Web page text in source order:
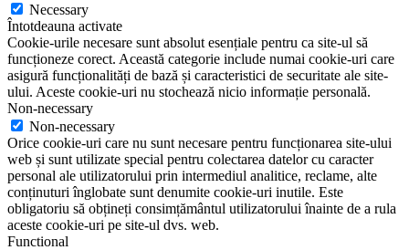
Necessary
Întotdeauna activate
Cookie-urile necesare sunt absolut esențiale pentru ca site-ul să
funcționeze corect. Această categorie include numai cookie-uri care
asigură funcționalități de bază și caracteristici de securitate ale site-
ului. Aceste cookie-uri nu stochează nicio informație personală.
Non-necessary
Non-necessary
Orice cookie-uri care nu sunt necesare pentru funcționarea site-ului
web și sunt utilizate special pentru colectarea datelor cu caracter
personal ale utilizatorului prin intermediul analitice, reclame, alte
conținuturi înglobate sunt denumite cookie-uri inutile. Este
obligatoriu să obțineți consimțământul utilizatorului înainte de a rula
aceste cookie-uri pe site-ul dvs. web.
Functional